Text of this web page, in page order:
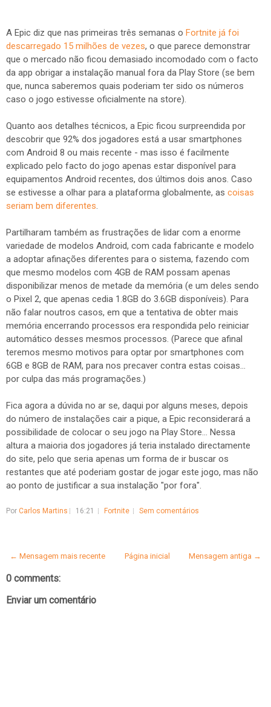
A Epic diz que nas primeiras três semanas o Fortnite já foi
descarregado 15 milhões de vezes, o que parece demonstrar
que o mercado não ficou demasiado incomodado com o facto
da app obrigar a instalação manual fora da Play Store (se bem
que, nunca saberemos quais poderiam ter sido os números
caso o jogo estivesse oficialmente na store).
Quanto aos detalhes técnicos, a Epic ficou surpreendida por
descobrir que 92% dos jogadores está a usar smartphones
com Android 8 ou mais recente - mas isso é facilmente
explicado pelo facto do jogo apenas estar disponível para
equipamentos Android recentes, dos últimos dois anos. Caso
se estivesse a olhar para a plataforma globalmente, as coisas
seriam bem diferentes.
Partilharam também as frustrações de lidar com a enorme
variedade de modelos Android, com cada fabricante e modelo
a adoptar afinações diferentes para o sistema, fazendo com
que mesmo modelos com 4GB de RAM possam apenas
disponibilizar menos de metade da memória (e um deles sendo
o Pixel 2, que apenas cedia 1.8GB do 3.6GB disponíveis). Para
não falar noutros casos, em que a tentativa de obter mais
memória encerrando processos era respondida pelo reiniciar
automático desses mesmos processos. (Parece que afinal
teremos mesmo motivos para optar por smartphones com
6GB e 8GB de RAM, para nos precaver contra estas coisas...
por culpa das más programações.)
Fica agora a dúvida no ar se, daqui por alguns meses, depois
do número de instalações cair a pique, a Epic reconsiderará a
possibilidade de colocar o seu jogo na Play Store... Nessa
altura a maioria dos jogadores já teria instalado directamente
do site, pelo que seria apenas um forma de ir buscar os
restantes que até poderiam gostar de jogar este jogo, mas não
ao ponto de justificar a sua instalação "por fora".
Por Carlos Martins 16:21 Fortnite Sem comentários
← Mensagem mais recente Mensagem antiga →
Página inicial
0 comments:
Enviar um comentário